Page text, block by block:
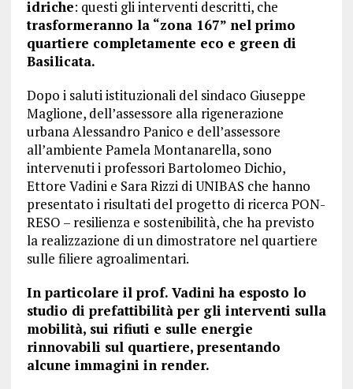
idriche: questi gli interventi descritti, che
trasformeranno la “zona 167” nel primo
quartiere completamente eco e green di
Basilicata.
Dopo i saluti istituzionali del sindaco Giuseppe
Maglione, dell’assessore alla rigenerazione
urbana Alessandro Panico e dell’assessore
all’ambiente Pamela Montanarella, sono
intervenuti i professori Bartolomeo Dichio,
Ettore Vadini e Sara Rizzi di UNIBAS che hanno
presentato i risultati del progetto di ricerca PON-
RESO – resilienza e sostenibilità, che ha previsto
la realizzazione di un dimostratore nel quartiere
sulle filiere agroalimentari.
In particolare il prof. Vadini ha esposto lo
studio di prefattibilità per gli interventi sulla
mobilità, sui rifiuti e sulle energie
rinnovabili sul quartiere, presentando
alcune immagini in render.